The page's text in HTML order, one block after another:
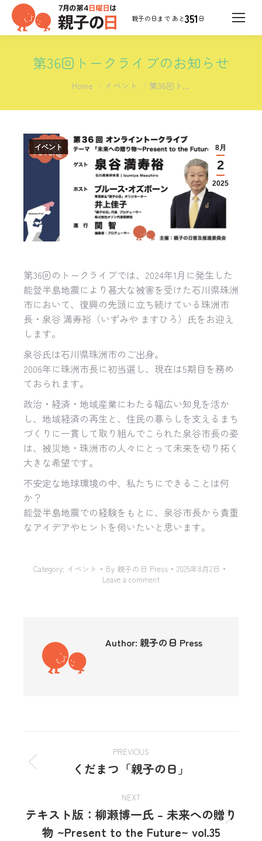
351 日
第36回トークライブのお知らせ
You are here:
Home イベント 第36回ト…
8月
2
2025
イベント
第36回のトークライブでは、 2024年1月に発生した
能登半島地震により甚大な被害を受けた石川県珠洲
市において、復興の先頭に立ち続けている珠洲市
長・泉谷 満寿裕（いずみや ますひろ）氏をお迎え
します。
泉谷氏は石川県珠洲市のご出身。
2006年に珠洲市長に初当選し、現在は5期目を務め
ておられます。
政治・経済・地域産業にわたる幅広い知見を活か
し、地域経済の再生と、住民の暮らしを支えるまち
づくりに一貫して取り組んでこられた泉谷市長の姿
は、被災地・珠洲市の人々にとって未来を切り拓く
大きな希望です。
不安定な地球環境の中、私たちにできることは何
か？
能登半島地震での経験をもとに、泉谷市長から貴重
なアイデアやヒントを伺いたいと思います。
Category: イベント By 親子の日 Press
2025年8月2日
Leave a comment
Author: 親子の日 Press
PREVIOUS
くだまつ「親子の日」
NEXT
テキスト版：柳瀬博一氏 – 未来への贈り
物 ~Present to the Future~ vol.35